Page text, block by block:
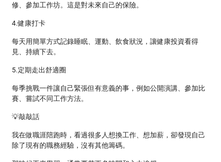
修、參加工作坊。這是對未來自己的保險。
4.健康打卡
每天用簡單方式記錄睡眠、運動、飲食狀況，讓健康投資看得
見、持續下去。
5.定期走出舒適圈
每季挑戰一件讓自己緊張但有意義的事，例如公開演講、參加比
賽、嘗試不同工作方法。
💡敲敲話
我在做職涯陪跑時，看過很多人想換工作、想加薪，卻發現自己
除了現有的職務經驗，沒有其他籌碼。